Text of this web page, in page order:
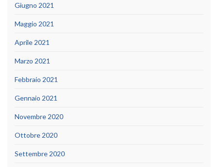
Giugno 2021
Maggio 2021
Aprile 2021
Marzo 2021
Febbraio 2021
Gennaio 2021
Novembre 2020
Ottobre 2020
Settembre 2020